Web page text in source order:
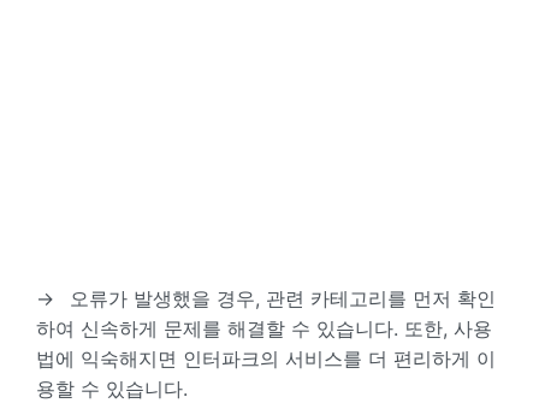
→
오류가 발생했을 경우, 관련 카테고리를 먼저 확인
하여 신속하게 문제를 해결할 수 있습니다. 또한, 사용
법에 익숙해지면 인터파크의 서비스를 더 편리하게 이
용할 수 있습니다.